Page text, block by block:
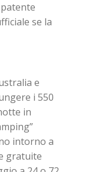
se la
e
i 550
in
intorno a
gratuite